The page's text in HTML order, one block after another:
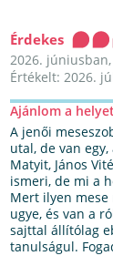
Érdekes
2026.
Értékelt: 2026.
Ajánlom a
A jenői
utal, de van
Matyit, János
ismeri, de mi a
Mert ilyen mese
ugye, és van a
sajttal állítólag
tanulságul.